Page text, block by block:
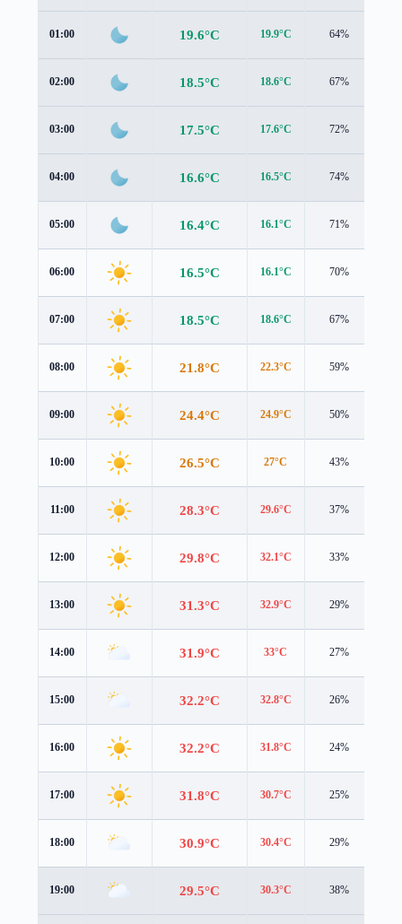
01:00 19.6°C 19.9°C 64%
02:00 18.5°C 18.6°C 67%
03:00 17.5°C 17.6°C 72%
04:00 16.6°C 16.5°C 74%
05:00 16.4°C 16.1°C 71%
06:00 16.5°C 16.1°C 70%
07:00 18.5°C 18.6°C 67%
08:00 21.8°C 22.3°C 59%
09:00 24.4°C 24.9°C 50%
10:00 26.5°C 27°C 43%
11:00 28.3°C 29.6°C 37%
12:00 29.8°C 32.1°C 33%
13:00 31.3°C 32.9°C 29%
14:00 31.9°C 33°C 27%
15:00 32.2°C 32.8°C 26%
16:00 32.2°C 31.8°C 24%
17:00 31.8°C 30.7°C 25%
18:00 30.9°C 30.4°C 29%
19:00 29.5°C 30.3°C 38%